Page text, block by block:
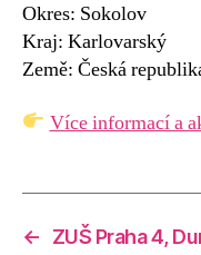
Okres: Sokolov
Kraj: Karlovarský
Země: Česká
Více informací a
←
ZUŠ Praha 4,